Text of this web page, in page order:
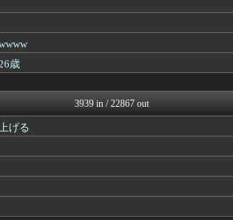
なんJミュージアム
うしみつ-5chまとめ-
Zチャンネル＠VIP
...
ネラーボイス
...
あらまめ2ch
VIPワイドガイド
歳
3939 in / 22867 out
げる